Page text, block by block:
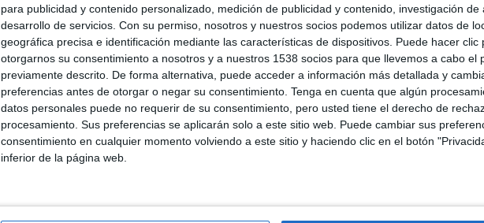
para publicidad y contenido personalizado, medición de publicidad y contenido, investigación de
desarrollo de servicios. Con su permiso, nosotros y nuestros socios podemos utilizar datos de
geográfica precisa e identificación mediante las características de dispositivos. Puede hacer clic
otorgarnos su consentimiento a nosotros y a nuestros 1538 socios para que llevemos a cabo el
previamente descrito. De forma alternativa, puede acceder a información más detallada y
preferencias antes de otorgar o negar su consentimiento. Tenga en cuenta que algún
datos personales puede no requerir de su consentimiento, pero usted tiene el derecho de
procesamiento. Sus preferencias se aplicarán solo a este sitio web. Puede cambiar sus
consentimiento en cualquier momento volviendo a este sitio y haciendo clic en el botón
inferior de la página web.